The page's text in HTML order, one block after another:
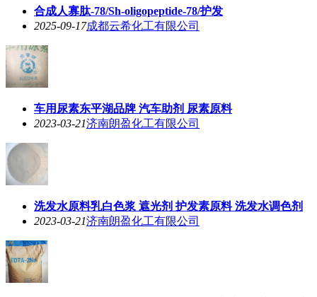
合成人寡肽-78/Sh-oligopeptide-78/护发
2025-09-17成都云希化工有限公司
车用尿素东平湖品牌 汽车助剂 尿素原料
2023-03-21济南朗盈化工有限公司
洗发水原料乳白色浆 遮光剂 护发素原料 洗发水调色剂
2023-03-21济南朗盈化工有限公司